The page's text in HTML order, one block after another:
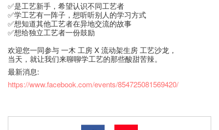
✅是工艺新手，希望认识不同工艺者
✅学工艺有一阵子，想听听别人的学习方式
✅想知道其他工艺者在异地交流的故事
✅想给独立工艺者一份鼓励
欢迎您一同参与 一木 工房 X 流动架生房 工艺沙龙，
当天，就让我们来聊聊学工艺的那些酸甜苦辣。
最新消息:
https://www.facebook.com/events/854725081569420/